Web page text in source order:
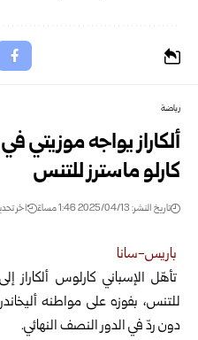
رياضة
ألكاراز يواجه موزيتي
كارلو ماسترز للتنس
تاريخ النشر: 2025/04/13 1:46 مساءً اخر تحديث: 2025/04/
باريس-سانا
تأهّل الإسباني كارلوس ألكاراز
للتنس، بفوزه على مواطنه
دون ردّ في الدور النصف النهائي.